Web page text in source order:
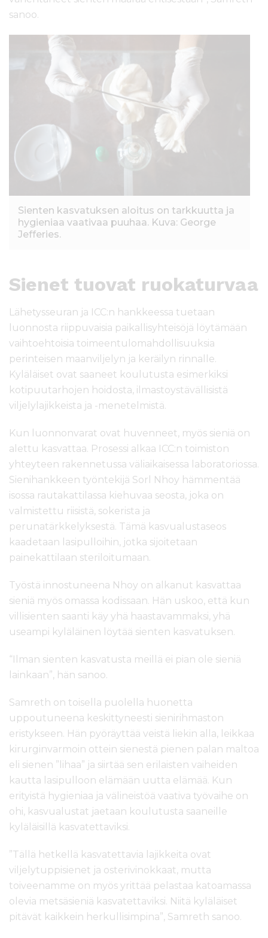
sanoo.
Sienten kasvatuksen aloitus on tarkkuutta ja
hygieniaa vaativaa puuhaa. Kuva: George
Jefferies.
Sienet tuovat ruokaturvaa
Lähetysseuran ja ICC:n hankkeessa tuetaan
luonnosta riippuvaisia paikallisyhteisöjä löytämään
vaihtoehtoisia toimeentulomahdollisuuksia
perinteisen maanviljelyn ja keräilyn rinnalle.
Kyläläiset ovat saaneet koulutusta esimerkiksi
kotipuutarhojen hoidosta, ilmastoystävällisistä
viljelylajikkeista ja -menetelmistä.
Kun luonnonvarat ovat huvenneet, myös sieniä on
alettu kasvattaa. Prosessi alkaa ICC:n toimiston
yhteyteen rakennetussa väliaikaisessa laboratoriossa.
Sienihankkeen työntekijä Sorl Nhoy hämmentää
isossa rautakattilassa kiehuvaa seosta, joka on
valmistettu riisistä, sokerista ja
perunatärkkelyksestä. Tämä kasvualustaseos
kaadetaan lasipulloihin, jotka sijoitetaan
painekattilaan steriloitumaan.
Työstä innostuneena Nhoy on alkanut kasvattaa
sieniä myös omassa kodissaan. Hän uskoo, että kun
villisienten saanti käy yhä haastavammaksi, yhä
useampi kyläläinen löytää sienten kasvatuksen.
“Ilman sienten kasvatusta meillä ei pian ole sieniä
lainkaan”, hän sanoo.
Samreth on toisella puolella huonetta
uppoutuneena keskittyneesti sienirihmaston
eristykseen. Hän pyöräyttää veistä liekin alla, leikkaa
kirurginvarmoin ottein sienestä pienen palan maltoa
eli sienen ”lihaa” ja siirtää sen erilaisten vaiheiden
kautta lasipulloon elämään uutta elämää. Kun
erityistä hygieniaa ja välineistöä vaativa työvaihe on
ohi, kasvualustat jaetaan koulutusta saaneille
kyläläisillä kasvatettaviksi.
”Tällä hetkellä kasvatettavia lajikkeita ovat
viljelytuppisienet ja osterivinokkaat, mutta
toiveenamme on myös yrittää pelastaa katoamassa
olevia metsäsieniä kasvatettaviksi. Niitä kyläläiset
pitävät kaikkein herkullisimpina”, Samreth sanoo.